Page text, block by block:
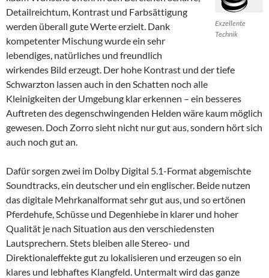
Exzellente
Technik
Detailreichtum, Kontrast und Farbsättigung
werden überall gute Werte erzielt. Dank
kompetenter Mischung wurde ein sehr
lebendiges, natürliches und freundlich
wirkendes Bild erzeugt. Der hohe Kontrast und der tiefe
Schwarzton lassen auch in den Schatten noch alle
Kleinigkeiten der Umgebung klar erkennen – ein besseres
Auftreten des degenschwingenden Helden wäre kaum möglich
gewesen. Doch Zorro sieht nicht nur gut aus, sondern hört sich
auch noch gut an.
Dafür sorgen zwei im Dolby Digital 5.1-Format abgemischte
Soundtracks, ein deutscher und ein englischer. Beide nutzen
das digitale Mehrkanalformat sehr gut aus, und so ertönen
Pferdehufe, Schüsse und Degenhiebe in klarer und hoher
Qualität je nach Situation aus den verschiedensten
Lautsprechern. Stets bleiben alle Stereo- und
Direktionaleffekte gut zu lokalisieren und erzeugen so ein
klares und lebhaftes Klangfeld. Untermalt wird das ganze